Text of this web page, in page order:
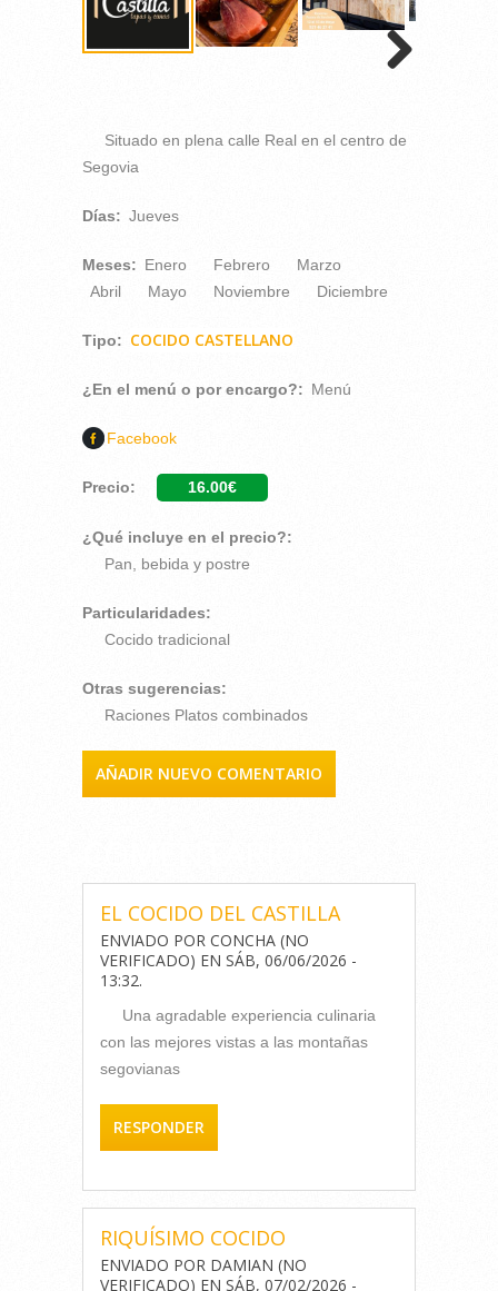
Situado en plena calle Real en el centro de
Segovia
Días: Jueves
Meses: Enero Febrero
Marzo
Abril
Mayo Noviembre Diciembre
Tipo: COCIDO CASTELLANO
¿En el menú o por encargo?: Menú
Facebook
Precio: 16.00€
¿Qué incluye en el precio?:
Pan, bebida y postre
Particularidades:
Cocido tradicional
Otras sugerencias:
Raciones Platos combinados
AÑADIR NUEVO COMENTARIO
EL COCIDO DEL CASTILLA
ENVIADO POR CONCHA (NO
VERIFICADO) EN SÁB, 06/06/2026 -
13:32.
Una agradable experiencia culinaria
con las mejores vistas a las montañas
segovianas
RESPONDER
RIQUÍSIMO COCIDO
ENVIADO POR DAMIAN (NO
VERIFICADO) EN SÁB, 07/02/2026 -